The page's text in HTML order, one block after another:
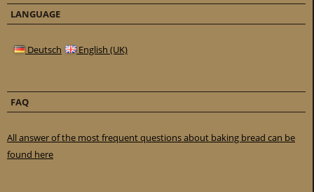
LANGUAGE
Deutsch English (UK)
FAQ
All answer of the most frequent questions about baking bread can be
found here